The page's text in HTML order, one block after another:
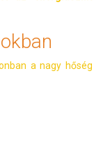
a nagy hőség